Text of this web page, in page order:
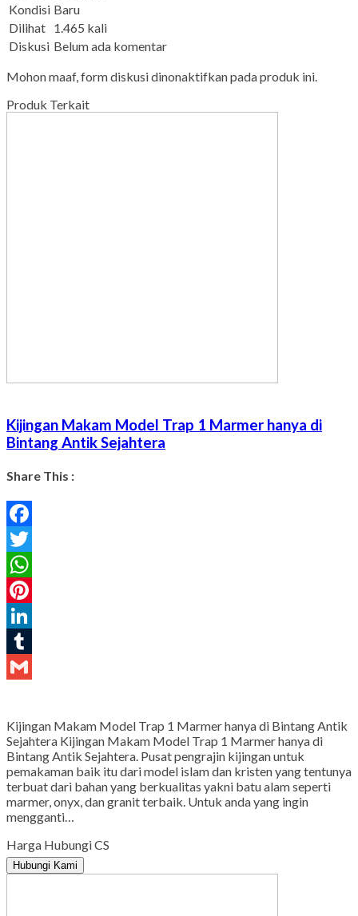
Kondisi Baru
Dilihat 1.465 kali
Diskusi Belum ada komentar
Mohon maaf, form diskusi dinonaktifkan pada produk ini.
Produk Terkait
Kijingan Makam Model Trap 1 Marmer hanya di
Bintang Antik Sejahtera
Share This :
Facebook
Twitter
WhatsApp
Pinterest
LinkedIn
Tumblr
Kijingan Makam Model Trap 1 Marmer hanya di Bintang Antik
Sejahtera Kijingan Makam Model Trap 1 Marmer hanya di
Bintang Antik Sejahtera. Pusat pengrajin kijingan untuk
pemakaman baik itu dari model islam dan kristen yang tentunya
terbuat dari bahan yang berkualitas yakni batu alam seperti
marmer, onyx, dan granit terbaik. Untuk anda yang ingin
mengganti…
Harga Hubungi CS
Hubungi Kami